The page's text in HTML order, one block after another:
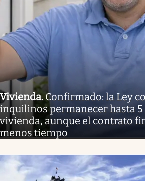
Vivienda.Confirmado: la Ley
inquilinos permanecer hasta 5
vivienda, aunque el contrato
menos tiempo